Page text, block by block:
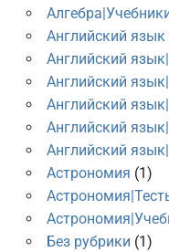
Английский язык
Английский
Английский
Английский
Английский
Английский
Астрономия (1)
Без рубрики (1)